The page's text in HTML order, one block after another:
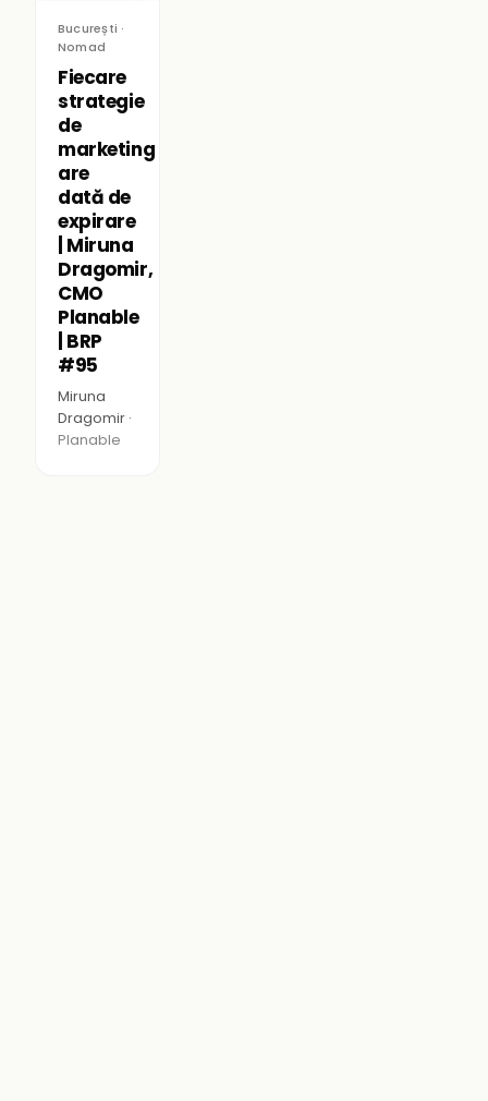
București ·
Nomad
Fiecare
strategie
de
marketing
are
dată de
expirare
| Miruna
Dragomir,
CMO
Planable
| BRP
#95
Miruna
Dragomir ·
Planable